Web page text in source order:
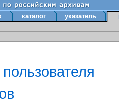
каталог указатель